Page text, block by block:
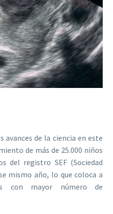
avances de la ciencia en este
de más de 25.000 niños
del registro SEF (Sociedad
mismo año, lo que coloca a
con mayor número de